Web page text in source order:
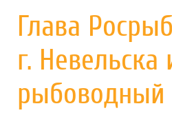
Глава
г.
рыбоводный